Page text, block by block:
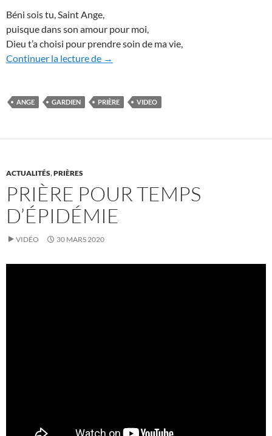
Béni sois tu, Saint Ange,
puisque dans son amour pour moi,
Dieu t’a choisi pour prendre soin de ma vie,
Continuer la lecture de Prière à l’Ange Gardien (vidéo)
→
ANGE GARDIEN PRIÈRE VIDEO
ACTUALITÉS,PRIÈRES
PRIÈRE POUR TEMPS
D’ÉPIDÉMIE
VIDÉO 30 MARS 2020